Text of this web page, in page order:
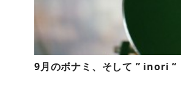
9月のボナミ、そして ” inori “